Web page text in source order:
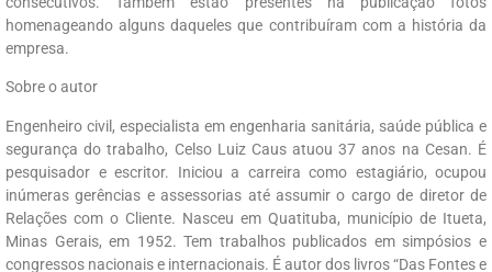
homenageando alguns daqueles que contribuíram com a história da
empresa.
Sobre o autor
Engenheiro civil, especialista em engenharia sanitária, saúde pública e
segurança do trabalho, Celso Luiz Caus atuou 37 anos na Cesan. É
pesquisador e escritor. Iniciou a carreira como estagiário, ocupou
inúmeras gerências e assessorias até assumir o cargo de diretor de
Relações com o Cliente. Nasceu em Quatituba, município de Itueta,
Minas Gerais, em 1952. Tem trabalhos publicados em simpósios e
congressos nacionais e internacionais. É autor dos livros “Das Fontes e